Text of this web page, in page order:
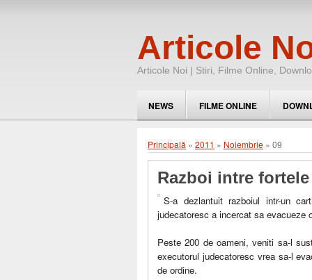
Articole
Articole Noi | Stiri, Filme Online,
NEWS FILME ONLINE
Principală » 2011 » Noiembrie » 09
Razboi intre
S-a dezlantuit razboiul intr-un
judecatoresc a incercat sa evacueze
Peste 200 de oameni, veniti sa-l
executorul judecatoresc vrea sa-l
de ordine.